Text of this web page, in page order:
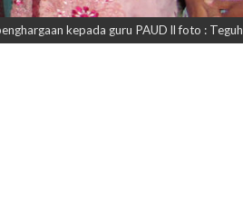
kepada guru PAUD ll foto : Teguh